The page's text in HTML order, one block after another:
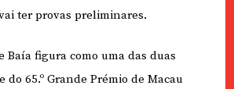
ter provas preliminares.
Baía figura como uma das duas
do 65.º Grande Prémio de Macau